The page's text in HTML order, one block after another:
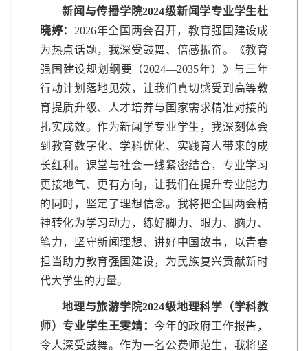
新闻与传播学院2024级新闻学专业学生杜
晓婷： 2026年全国两会召开，教育强国建设成
为热点话题，我深受鼓舞、倍感振奋。《教育
强国建设规划纲要（2024—2035年）》与三年
行动计划落地见效，让我们真切感受到高等教
育提质升级、人才培养与国家需求精准对接的
扎实成效。作为新闻学专业学生，我深刻体会
到教育数字化、学科优化、实践育人带来的成
长红利。课堂与社会一线紧密结合，专业学习
更接地气、更有方向，让我们在提升专业能力
的同时，坚定了理想信念。我将把全国两会精
神转化为学习动力，练好脚力、眼力、脑力、
笔力，坚守新闻理想、讲好中国故事，以青春
担当助力教育强国建设，为民族复兴贡献新时
代大学生的力量。
地理与旅游学院2024级地理科学（学科教
师）专业学生王雯靖：今年的政府工作报告，
令人深受鼓舞。作为一名公费师范生，我将坚